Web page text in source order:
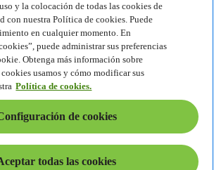
social corporativa
del producto
y la colocación de todas las cookies de
con nuestra Política de cookies. Puede
en cualquier momento. En
puede administrar sus preferencias
Obtenga más información sobre
usamos y cómo modificar sus
Política de cookies.
de cookies
todas las cookies